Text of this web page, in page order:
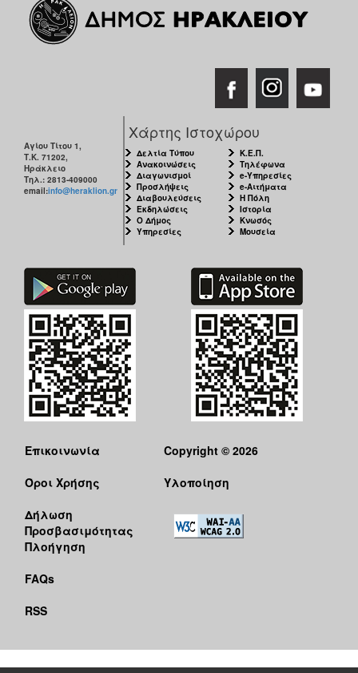
Αγίου Τίτου 1,
Τ.Κ. 71202,
Ηράκλειο
Τηλ.: 2813-409000
email:info@heraklion.gr
Χάρτης Ιστοχώρου
Δελτία Τύπου
Ανακοινώσεις
Διαγωνισμοί
Προσλήψεις
Διαβουλεύσεις
Εκδηλώσεις
Ο Δήμος
Υπηρεσίες
Κ.Ε.Π.
Τηλέφωνα
e-Υπηρεσίες
e-Αιτήματα
Η Πόλη
Ιστορία
Κνωσός
Μουσεία
Επικοινωνία
Όροι Χρήσης
Δήλωση
Προσβασιμότητας
Πλοήγηση
FAQs
RSS
Copyright © 2026
Υλοποίηση